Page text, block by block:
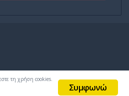
Συμφωνώ
τη χρήση cookies.